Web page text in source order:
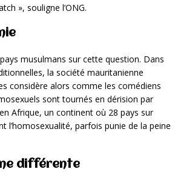
», souligne l’ONG.
musulmans sur cette question. Dans
la société mauritanienne
considère alors comme les comédiens
sont tournés en dérision par
Afrique, un continent où 28 pays sur
parfois punie de la peine
différente